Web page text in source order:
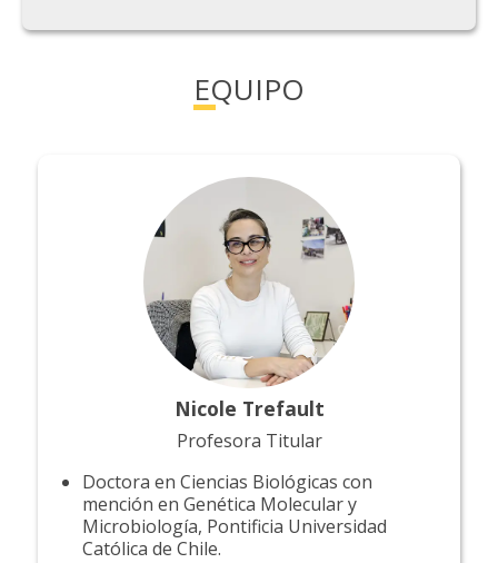
EQUIPO
Nicole Trefault
Profesora Titular
Doctora en Ciencias Biológicas con
mención en Genética Molecular y
Microbiología, Pontificia Universidad
Católica de Chile.